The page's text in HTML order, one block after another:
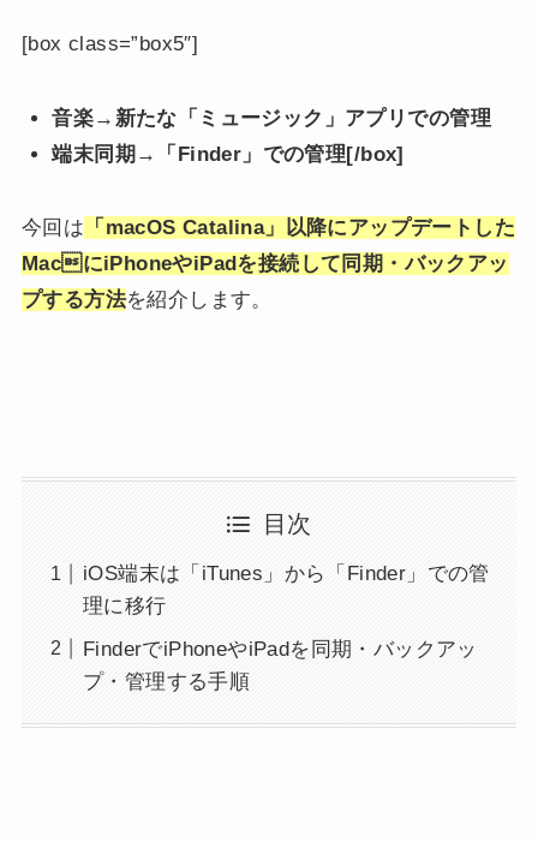
[box class=”box5″]
音楽→新たな「ミュージック」アプリでの管理
端末同期→「Finder」での管理[/box]
今回は 「macOS Catalina」以降にアップデートした
MacにiPhoneやiPadを接続して同期・バックアッ
プする方法を紹介します。
目次
iOS端末は「iTunes」から「Finder」での管
理に移行
FinderでiPhoneやiPadを同期・バックアッ
プ・管理する手順